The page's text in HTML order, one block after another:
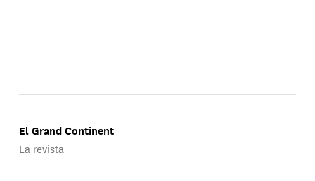
El Grand Continent
La revista